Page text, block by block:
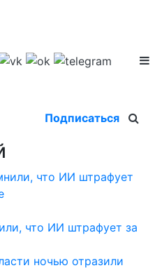
Подписаться
что ИИ штрафует за